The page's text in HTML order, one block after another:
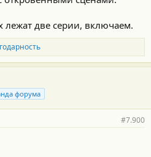
лежат две серии, включаем.
форума
#7.900